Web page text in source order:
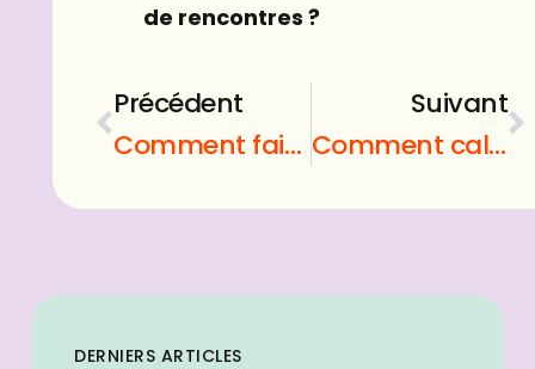
de rencontres ?
Précédent
Comment faire une serre soi meme ?
Suivant
Comment calculer a combien de semaine de grossesse je suis ?
DERNIERS ARTICLES